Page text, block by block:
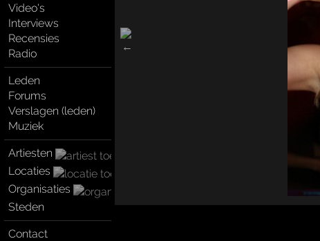
Video's
Interviews
Recensies
Radio
Leden
Forums
Verslagen (leden)
Muziek
Artiesten
Locaties
Organisaties
Steden
Contact